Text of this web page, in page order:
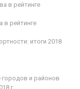
в рейтинге
рейтинге
итоги 2018
и районов
г.